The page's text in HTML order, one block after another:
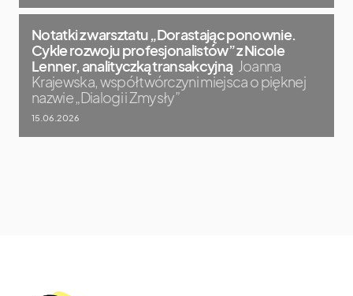
Notatki z warsztatu „Dorastając ponownie.
Cykle rozwoju profesjonalistów” z Nicole
Lenner, analityczką transakcyjną Joanna
Krajewska, współtwórczyni miejsca o pięknej
nazwie „Dialogi i Zmysły”
15.06.2026